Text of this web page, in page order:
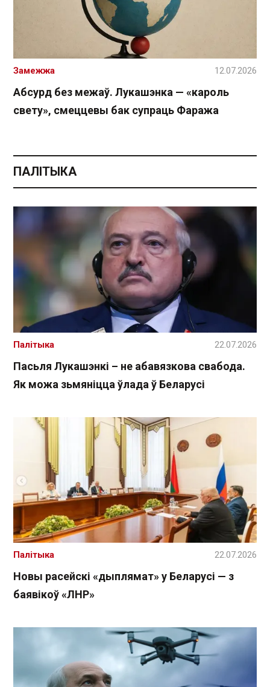
Абсурд без межаў. Лукашэнка — «кароль
свету», смеццевы бак супраць Фаража
Замежжа 12.07.2026
ПАЛІТЫКА
Пасьля Лукашэнкі – не абавязкова свабода.
Як можа зьмяніцца ўлада ў Беларусі
Палітыка 22.07.2026
Новы расейскі «дыплямат» у Беларусі — з
баявікоў «ЛНР»
Палітыка 22.07.2026